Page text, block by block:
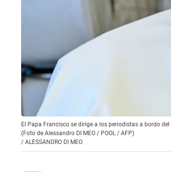
El Papa Francisco se dirige a los periodistas a bordo
(Foto de Alessandro DI MEO / POOL / AFP)
/ ALESSANDRO DI MEO